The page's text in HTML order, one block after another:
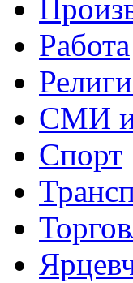
Работа
СМИ и
Спорт